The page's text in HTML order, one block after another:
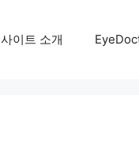
사이트 소개